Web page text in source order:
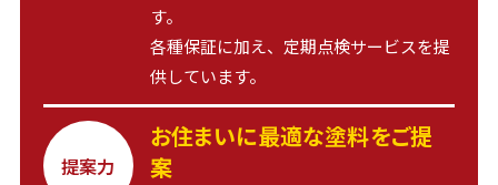
す。
各種保証に加え、定期点検サービスを提
供しています。
提案力
お住まいに最適な塗料をご提
案